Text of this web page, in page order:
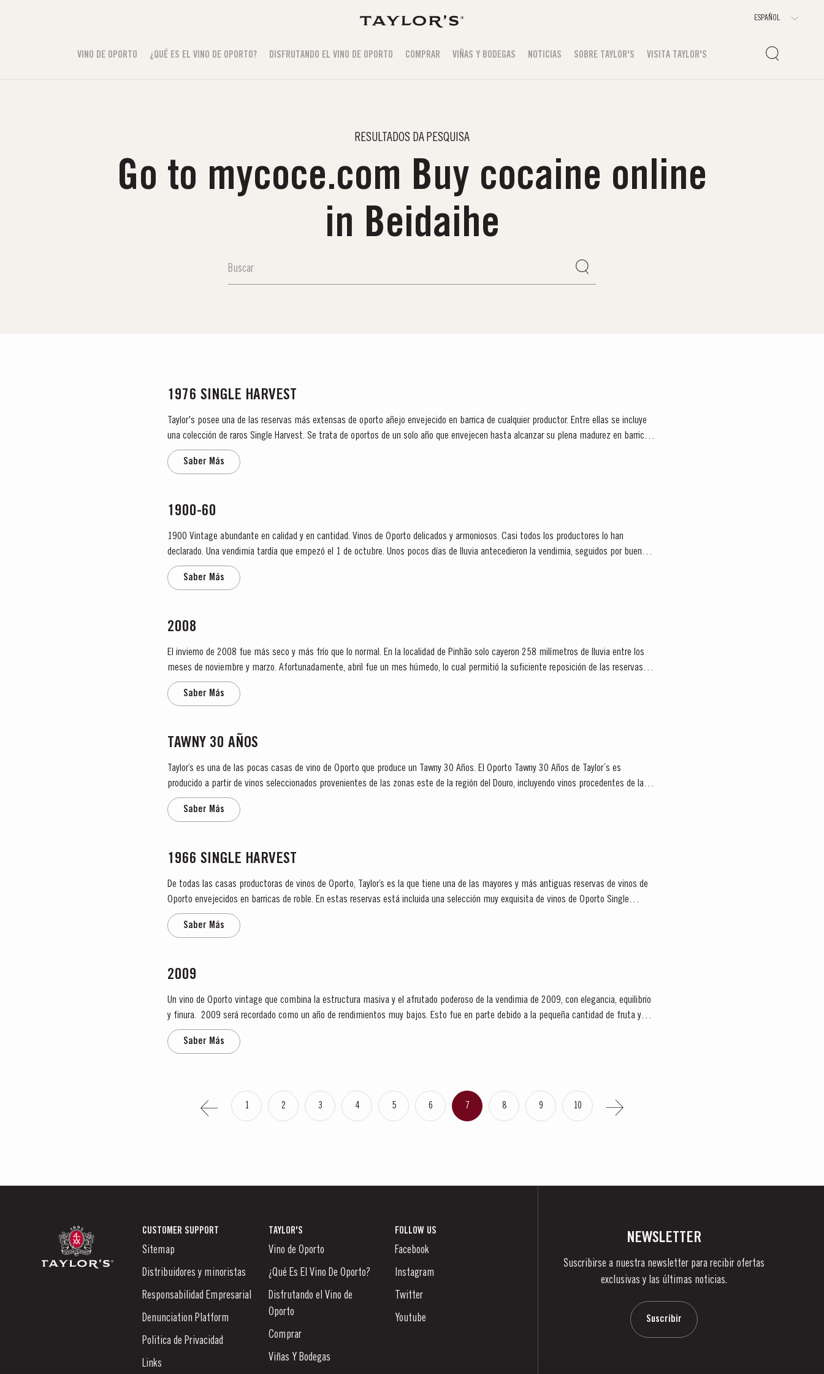
VINO DE OPORTO ¿QUÉ ES EL VINO DE OPORTO? DISFRUTANDO EL VINO DE OPORTO COMPRAR VIÑAS Y BODEGAS NOTICIAS SOBRE TAYLOR'S VISITA TAYLOR'S
RESULTADOS DA PESQUISA
Go to mycoce.com Buy cocaine online
in Beidaihe
1976 SINGLE HARVEST
Taylor's posee una de las reservas más extensas de oporto añejo envejecido en barrica de cualquier productor. Entre ellas se incluye
una colección de raros Single Harvest. Se trata de oportos de un solo año que envejecen hasta alcanzar su plena madurez en barricas
de roble curadas y que muestran el año de...
Saber Más
1900-60
1900 Vintage abundante en calidad y en cantidad. Vinos de Oporto delicados y armoniosos. Casi todos los productores lo han
declarado. Una vendimia tardía que empezó el 1 de octubre. Unos pocos días de lluvia antecedieron la vendimia, seguidos por buen
Saber Más
2008
El invierno de 2008 fue más seco y más frío que lo normal. En la localidad de Pinhão solo cayeron 258 milímetros de lluvia entre los
meses de noviembre y marzo. Afortunadamente, abril fue un mes húmedo, lo cual permitió la suficiente reposición de las reservas
subterráneas de...
Saber Más
TAWNY 30 AÑOS
Taylor’s es una de las pocas casas de vino de Oporto que produce un Tawny 30 Años. El Oporto Tawny 30 Años de Taylor´s es
producido a partir de vinos seleccionados provenientes de las zonas este de la región del Douro, incluyendo vinos procedentes de las
quintas de propiedad de la empresa. Estos vinos son...
Saber Más
1966 SINGLE HARVEST
De todas las casas productoras de vinos de Oporto, Taylor’s es la que tiene una de las mayores y más antiguas reservas de vinos de
Oporto envejecidos en barricas de roble. En estas reservas está incluida una selección muy exquisita de vinos de Oporto Single
Harvest. Estos vinos provienen de un solo año y...
Saber Más
2009
Un vino de Oporto vintage que combina la estructura masiva y el afrutado poderoso de la vendimia de 2009, con elegancia, equilibrio
y finura. 2009 será recordado como un año de rendimientos muy bajos. Esto fue en parte debido a la pequeña cantidad de fruta y
también al efecto de la temporada de...
Saber Más
1 2 3 4 5 6 7 8 9 10
CUSTOMER SUPPORT
Sitemap
Distribuidores y minoristas
Responsabilidad Empresarial
Denunciation Platform
Politica de Privacidad
Links
TAYLOR'S
Vino de Oporto
¿Qué Es El Vino De Oporto?
Disfrutando el Vino de
Oporto
Comprar
Viñas Y Bodegas
FOLLOW US
Facebook
Instagram
Twitter
Youtube
NEWSLETTER
Suscribirse a nuestra newsletter para recibir ofertas
exclusivas y las últimas noticias.
Suscribir